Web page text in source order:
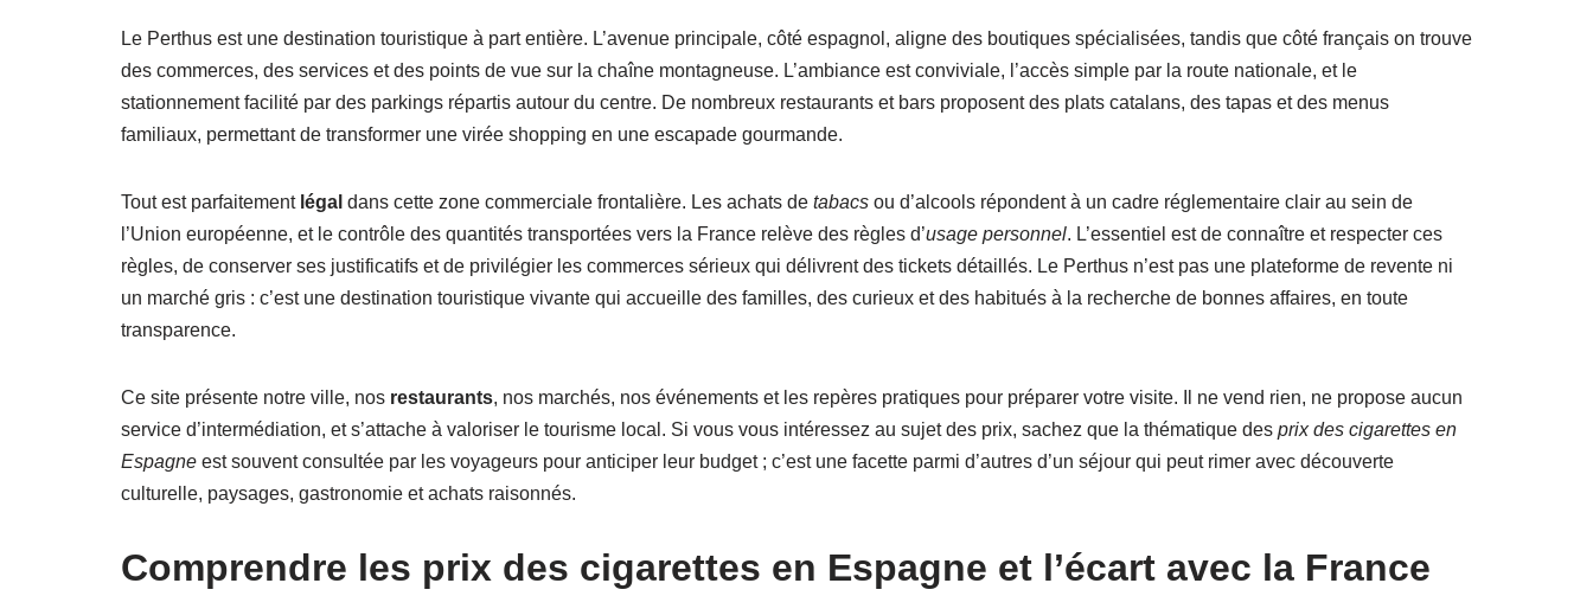
Le Perthus est une destination touristique à part entière. L’avenue principale, côté espagnol, aligne des boutiques spécialisées, tandis que côté français on trouve
des commerces, des services et des points de vue sur la chaîne montagneuse. L’ambiance est conviviale, l’accès simple par la route nationale, et le
stationnement facilité par des parkings répartis autour du centre. De nombreux restaurants et bars proposent des plats catalans, des tapas et des menus
familiaux, permettant de transformer une virée shopping en une escapade gourmande.
Tout est parfaitement légal dans cette zone commerciale frontalière. Les achats de tabacs ou d’alcools répondent à un cadre réglementaire clair au sein de
l’Union européenne, et le contrôle des quantités transportées vers la France relève des règles d’usage personnel. L’essentiel est de connaître et respecter ces
règles, de conserver ses justificatifs et de privilégier les commerces sérieux qui délivrent des tickets détaillés. Le Perthus n’est pas une plateforme de revente ni
un marché gris : c’est une destination touristique vivante qui accueille des familles, des curieux et des habitués à la recherche de bonnes affaires, en toute
transparence.
Ce site présente notre ville, nos restaurants, nos marchés, nos événements et les repères pratiques pour préparer votre visite. Il ne vend rien, ne propose aucun
service d’intermédiation, et s’attache à valoriser le tourisme local. Si vous vous intéressez au sujet des prix, sachez que la thématique des prix des cigarettes en
Espagne est souvent consultée par les voyageurs pour anticiper leur budget ; c’est une facette parmi d’autres d’un séjour qui peut rimer avec découverte
culturelle, paysages, gastronomie et achats raisonnés.
Comprendre les prix des cigarettes en Espagne et l’écart avec la France